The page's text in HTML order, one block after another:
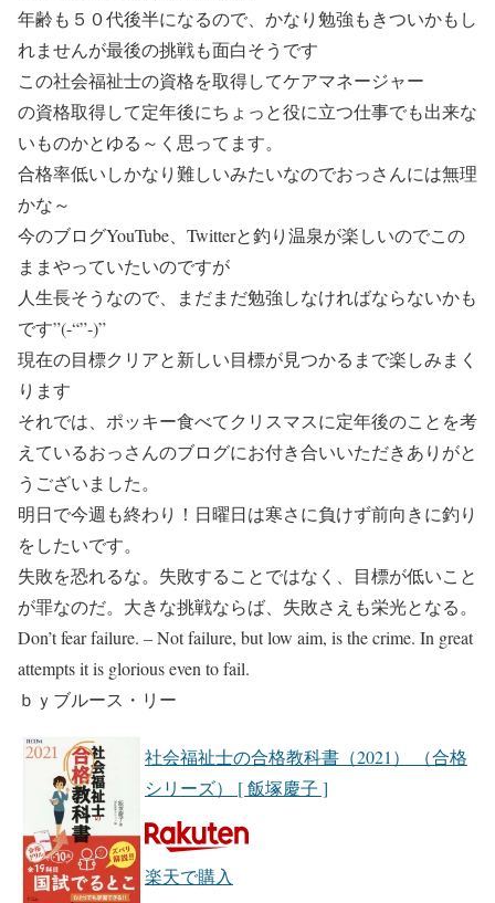
年齢も５０代後半になるので、かなり勉強もきついかもし
れませんが最後の挑戦も面白そうです
この社会福祉士の資格を取得してケアマネージャー
の資格取得して定年後にちょっと役に立つ仕事でも出来な
いものかとゆる～く思ってます。
合格率低いしかなり難しいみたいなのでおっさんには無理
かな～
今のブログYouTube、Twitterと釣り温泉が楽しいのでこの
ままやっていたいのですが
人生長そうなので、まだまだ勉強しなければならないかも
です”(-“”-)”
現在の目標クリアと新しい目標が見つかるまで楽しみまく
ります
それでは、ポッキー食べてクリスマスに定年後のことを考
えているおっさんのブログにお付き合いいただきありがと
うございました。
明日で今週も終わり！日曜日は寒さに負けず前向きに釣り
をしたいです。
失敗を恐れるな。失敗することではなく、目標が低いこと
が罪なのだ。大きな挑戦ならば、失敗さえも栄光となる。
Don’t fear failure. – Not failure, but low aim, is the crime. In great
attempts it is glorious even to fail.
ｂｙブルース・リー
社会福祉士の合格教科書（2021） （合格
シリーズ） [ 飯塚慶子 ]
楽天で購入